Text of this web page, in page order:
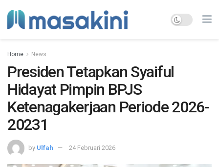
Home News
Presiden Tetapkan Syaiful
Hidayat Pimpin BPJS
Ketenagakerjaan Periode 2026-
20231
by Ulfah 24 Februari 2026